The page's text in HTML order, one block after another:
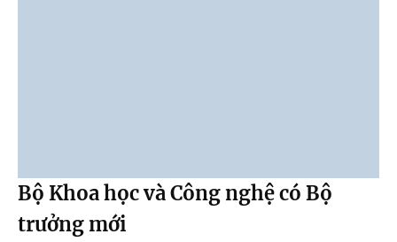
Bộ Khoa học và Công nghệ có Bộ
trưởng mới